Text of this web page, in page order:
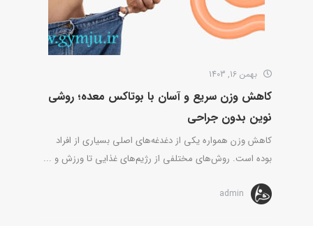
بهمن 16, 1403
کاهش وزن سریع و آسان با بوتاکس معده؛ روشی
نوین بدون جراحی
کاهش وزن همواره یکی از دغدغه‌های اصلی بسیاری از افراد
بوده است. روش‌های مختلفی از رژیم‌های غذایی تا ورزش و ...
admin